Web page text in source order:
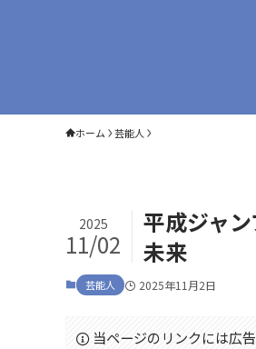
ホーム 芸能人
平成ジャ
未来
2025
11/02
芸能人 2025年11月2日
当ページのリンクには広